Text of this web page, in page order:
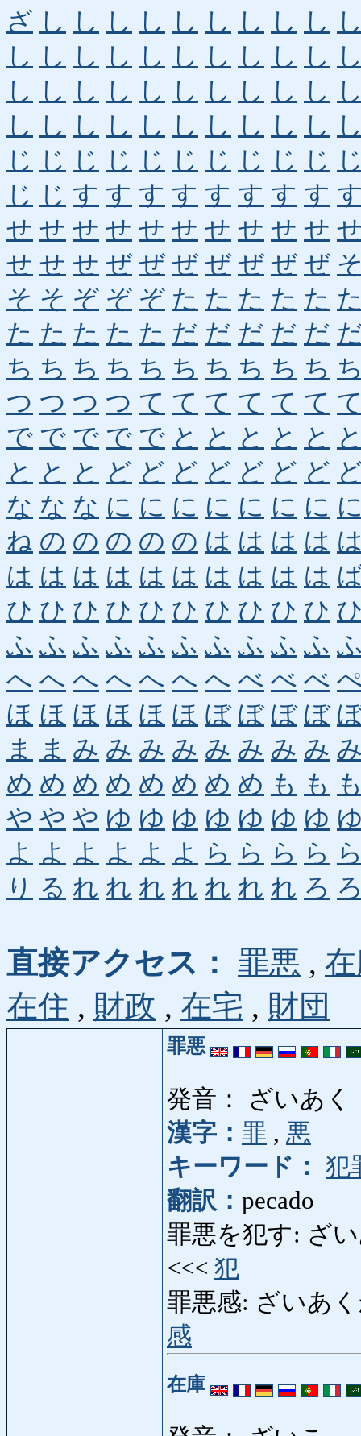
ざ し し し し し し し し し
し し し し し し し し し し
し し し し し し し し し し
し し し し し し し し し し
じ じ じ じ じ じ じ じ じ じ
じ じ す す す す す す す す
せ せ せ せ せ せ せ せ せ せ
せ せ せ ぜ ぜ ぜ ぜ ぜ ぜ ぜ
そ そ ぞ ぞ ぞ た た た た た
た た た た た だ だ だ だ だ
ち ち ち ち ち ち ち ち ち ち
つ つ つ つ て て て て て て
で で で で で と と と と と
と と と ど ど ど ど ど ど ど
な な な に に に に に に に
ね の の の の の は は は は
は は は は は は は は は は
ひ ひ ひ ひ ひ ひ ひ ひ ひ ひ
ふ ふ ふ ふ ふ ふ ふ ふ ふ ふ
へ へ へ へ へ へ へ べ べ べ
ほ ほ ほ ほ ほ ほ ぼ ぼ ぼ ぼ
ま
ま み み み み み み み み
め め め め め め め め も も
や や や ゆ ゆ ゆ ゆ ゆ ゆ ゆ
よ よ よ よ よ よ ら ら ら ら
り る れ れ れ れ れ れ れ ろ
直接アクセス： 罪悪 ,
在住 , 財政 , 在宅 , 財団
罪悪
発音： ざいあく
漢字： 罪 , 悪
キーワード： 犯
翻訳： pecado
罪悪を犯す: ざい
<<< 犯
罪悪感: ざいあく
感
在庫